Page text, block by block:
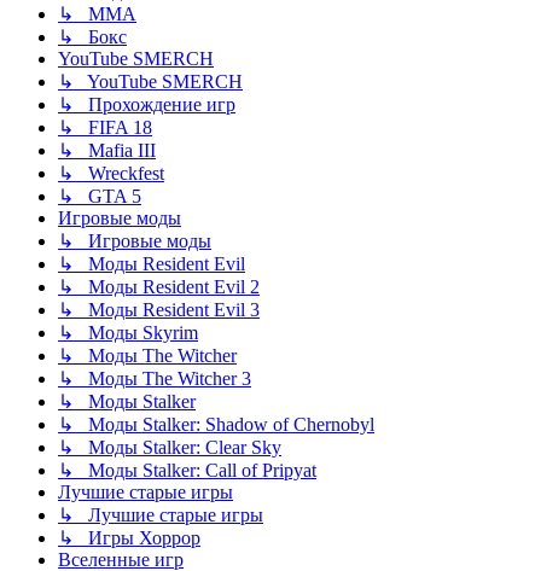
↳ ММА
↳ Бокс
YouTube SMERCH
↳ YouTube SMERCH
↳ Прохождение игр
↳ FIFA 18
↳ Mafia III
↳ Wreckfest
↳ GTA 5
Игровые моды
↳ Игровые моды
↳ Моды Resident Evil
↳ Моды Resident Evil 2
↳ Моды Resident Evil 3
↳ Моды Skyrim
↳ Моды The Witcher
↳ Моды The Witcher 3
↳ Моды Stalker
↳ Моды Stalker: Shadow of Chernobyl
↳ Моды Stalker: Clear Sky
↳ Моды Stalker: Call of Pripyat
Лучшие старые игры
↳ Лучшие старые игры
↳ Игры Хоррор
Вселенные игр